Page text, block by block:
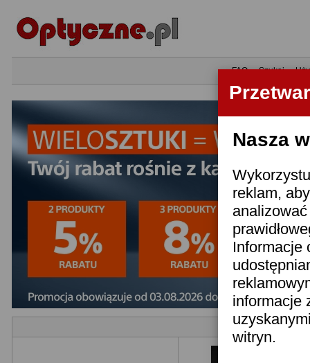
Nasza
reklam,
Informacje
informacje
witryn.
•FAQ•Szukaj•